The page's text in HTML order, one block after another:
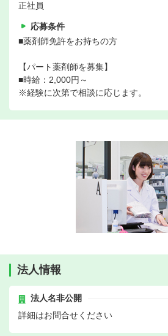
正社員
応募条件
■薬剤師免許をお持ちの方
【パート薬剤師を募集】
■時給：2,000円～
※経験に次第で相談に応じます。
法人情報
法人名非公開
詳細はお問合せください